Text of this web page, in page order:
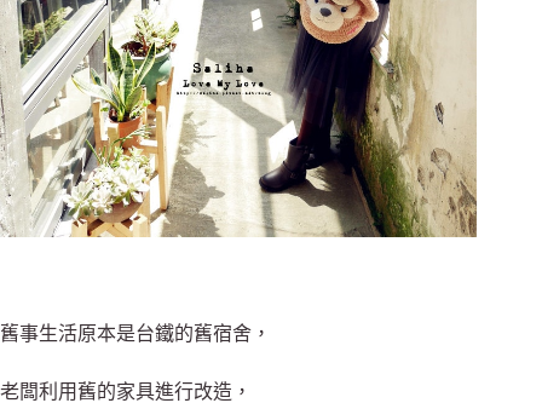
舊事生活原本是台鐵的舊宿舍，
老闆利用舊的家具進行改造，